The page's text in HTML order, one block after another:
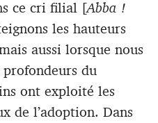
ce cri filial [Abba !
les hauteurs
aussi lorsque nous
du
ont exploité les
de l’adoption. Dans